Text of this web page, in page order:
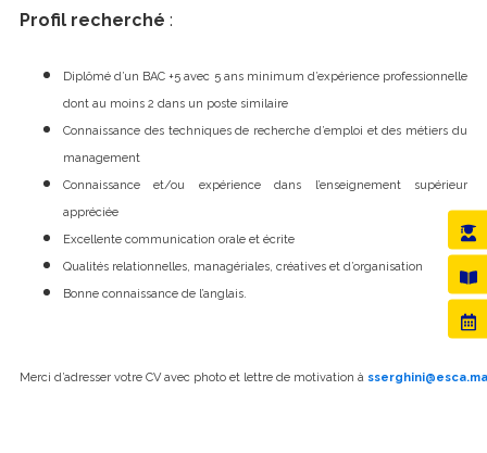
Profil recherché :
Diplômé d’un BAC +5 avec 5 ans minimum d’expérience professionnelle
dont au moins 2 dans un poste similaire
Connaissance des techniques de recherche d’emploi et des métiers du
management
Connaissance et/ou expérience dans l’enseignement supérieur
appréciée
Excellente communication orale et écrite
Qualités relationnelles, managériales, créatives et d’organisation
Bonne connaissance de l’anglais.
Merci d’adresser votre CV avec photo et lettre de motivation à sserghini@esca.ma